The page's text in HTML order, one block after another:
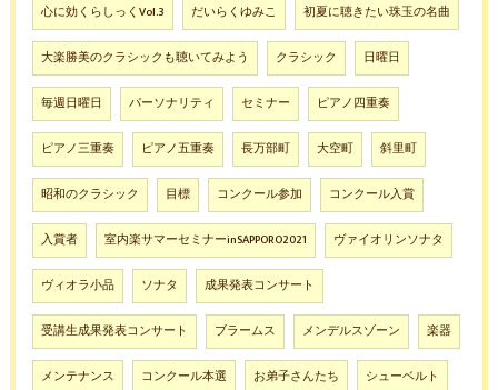
心に効くらしっくVol.3 だいらくゆみこ 初夏に聴きたい珠玉の名曲
大楽勝美のクラシックも聴いてみよう クラシック 日曜日
毎週日曜日 パーソナリティ セミナー ピアノ四重奏
ピアノ三重奏 ピアノ五重奏 長万部町 大空町 斜里町
昭和のクラシック 目標 コンクール参加 コンクール入賞
入賞者 室内楽サマーセミナーinSAPPORO2021 ヴァイオリンソナタ
ヴィオラ小品 ソナタ 成果発表コンサート
受講生成果発表コンサート ブラームス メンデルスゾーン 楽器
メンテナンス コンクール本選 お弟子さんたち シューベルト